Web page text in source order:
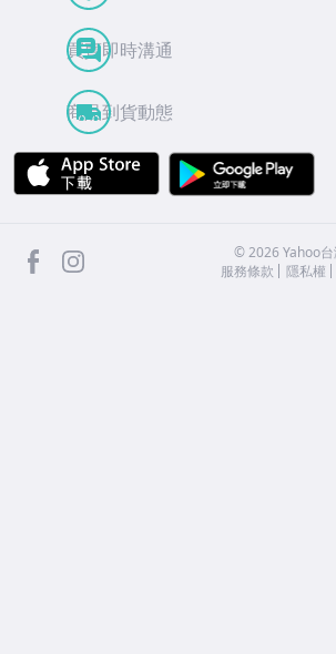
買賣即時溝通
商品到貨動態
APP Store
facebook ©2026 Yahoo
服務條款
隱私權